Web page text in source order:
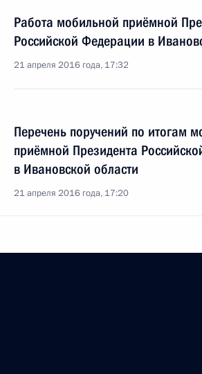
Работа мобильной приёмной
Российской Федерации в
21 апреля 2016 года, 17:32
Перечень поручений по итогам
приёмной Президента
в Ивановской области
21 апреля 2016 года, 17:20